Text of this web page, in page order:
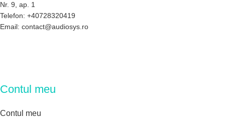
Nr. 9, ap. 1
Telefon: +40728320419
Email: contact@audiosys.ro
Contul meu
Contul meu